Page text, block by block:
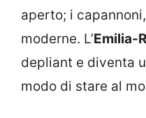
aperto; i
moderne. L’Emilia-
depliant e diventa
modo di stare al